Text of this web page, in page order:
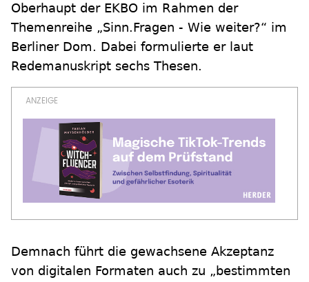
Oberhaupt der EKBO im Rahmen der
Themenreihe „Sinn.Fragen - Wie weiter?“ im
Berliner Dom. Dabei formulierte er laut
Redemanuskript sechs Thesen.
Demnach führt die gewachsene Akzeptanz
von digitalen Formaten auch zu „bestimmten